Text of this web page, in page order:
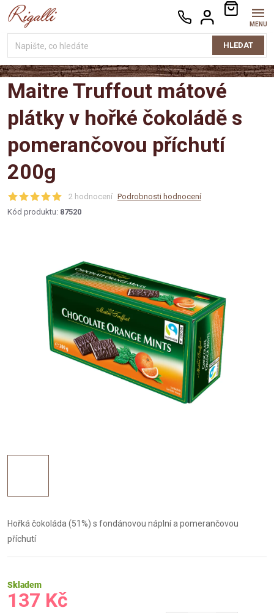
Přejít
na
HLEDAT
NÁKUPNÍ
KOŠÍK
Maitre Truffout mátové
plátky v hořké čokoládě s
pomerančovou příchutí
200g
2 hodnocení Podrobnosti hodnocení
Kód produktu: 87520
Hořká čokoláda (51%) s fondánovou náplní a pomerančovou
příchutí
Skladem
137 Kč